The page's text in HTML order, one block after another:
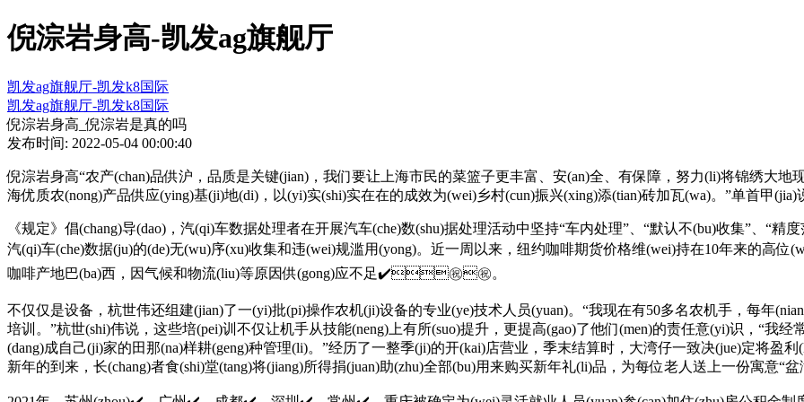
倪淙岩身高-凯发ag旗舰厅
凯发ag旗舰厅-凯发k8国际
凯发ag旗舰厅-凯发k8国际
倪淙岩身高_倪淙岩是真的吗
发布时间: 2022-05-04 00:00:40
倪淙岩身高“农产(chan)品供沪，品质是关键(jian)，我们要让上海市民的菜篮子更丰富、安(an)全、有保障，努力(li)将锦绣
海优质农(nong)产品供应(ying)基(ji)地(di)，以(yi)实(shi)实在在的成效为(wei)乡村(cun)振兴(xing)添(tian)砖加瓦(wa)。”单首甲(jia)说
《规定》倡(chang)导(dao)，汽(qi)车数据处理者在开展汽车(che)数(shu)据处理活动中坚持“车内处理”、“默认不(bu)收集”、“精
汽(qi)车(che)数据(ju)的(de)无(wu)序(xu)收集和违(wei)规滥用(yong)。近一周以来，纽约咖啡期货价格维(wei)持在10年来
咖啡产地巴(ba)西，因气候和物流(liu)等原因供(gong)应不足✔️㊗️㊗️。
不仅仅是设备，杭世伟还组建(jian)了一(yi)批(pi)操作农机(ji)设备的专业(ye)技术人员(yuan)。“我现在有50多名农机手，每
培训。”杭世(shi)伟说，这些培(pei)训不仅让机手从技能(neng)上有所(suo)提升，更提高(gao)了他们(men)的责任意(yi)识，“
(dang)成自己(ji)家的田那(na)样耕(geng)种管理(li)。”经历了一整季(ji)的开(kai)店营业，季末结算时，大湾仔一致决(jue)定将
新年的到来，长(chang)者食(shi)堂(tang)将(jiang)所得捐(juan)助(zhu)全部(bu)用来购买新年礼(li)品，为每位老人送上一份